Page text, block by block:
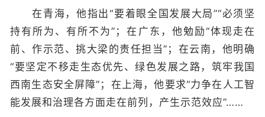
在青海，他指出“要着眼全国发展大局”“必须坚
持有所为、有所不为”；在广东，他勉励“体现走在
前、作示范、挑大梁的责任担当”；在云南，他明确
“要坚定不移走生态优先、绿色发展之路，筑牢我国
西南生态安全屏障”；在上海，他要求“力争在人工智
能发展和治理各方面走在前列，产生示范效应”……